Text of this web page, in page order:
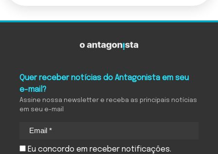
Quer receber notícias do Antagonista em seu
e-mail?
Assine nossa newsletter e receba as principais notícias
em seu e-mail
Eu concordo em receber notificações.